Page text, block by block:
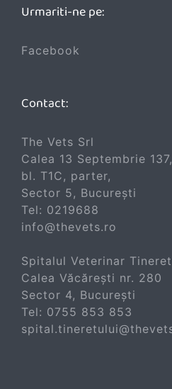
Urmariti-ne pe:
Facebook
Contact:
The Vets Srl
Calea 13 Septembrie 137,
bl. T1C, parter,
Sector 5, București
Tel: 0219688
info@thevets.ro
Spitalul Veterinar
Calea Văcărești nr. 280
Sector 4, București
Tel: 0755 853 853